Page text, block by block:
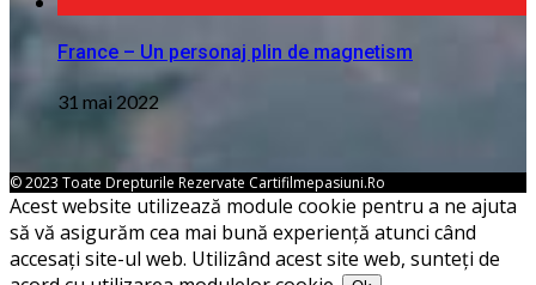
France – Un personaj plin de magnetism
31 mai 2022
© 2023 Toate Drepturile Rezervate Cartifilmepasiuni.ro
Acest website utilizează module cookie pentru a ne ajuta
să vă asigurăm cea mai bună experiență atunci când
accesați site-ul web. Utilizând acest site web, sunteți de